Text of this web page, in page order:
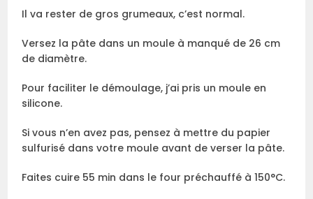
Il va rester de gros grumeaux, c’est normal.
Versez la pâte dans un moule à manqué de 26 cm
de diamètre.
Pour faciliter le démoulage, j’ai pris un moule en
silicone.
Si vous n’en avez pas, pensez à mettre du papier
sulfurisé dans votre moule avant de verser la pâte.
Faites cuire 55 min dans le four préchauffé à 150°C.